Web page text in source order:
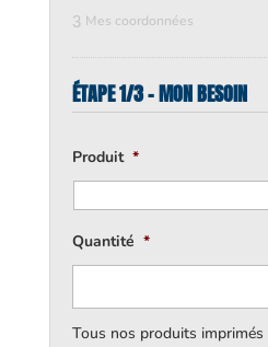
3 Mes coordonnées
ÉTAPE 1/3 - MON BESOIN
Produit *
Quantité *
Tous nos produits